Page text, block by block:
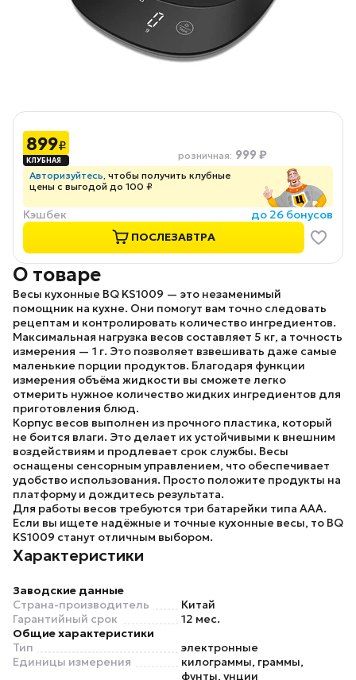
899₽
розничная: 999 ₽
Авторизуйтесь, чтобы получить клубные
цены с выгодой до 100 ₽
Кэшбек
до 26 бонусов
ПОСЛЕЗАВТРА
О товаре
Весы кухонные BQ KS1009 — это незаменимый
помощник на кухне. Они помогут вам точно следовать
рецептам и контролировать количество ингредиентов.
Максимальная нагрузка весов составляет 5 кг, а точность
измерения — 1 г. Это позволяет взвешивать даже самые
маленькие порции продуктов. Благодаря функции
измерения объёма жидкости вы сможете легко
отмерить нужное количество жидких ингредиентов для
приготовления блюд.
Корпус весов выполнен из прочного пластика, который
не боится влаги. Это делает их устойчивыми к внешним
воздействиям и продлевает срок службы. Весы
оснащены сенсорным управлением, что обеспечивает
удобство использования. Просто положите продукты на
платформу и дождитесь результата.
Для работы весов требуются три батарейки типа ААА.
Если вы ищете надёжные и точные кухонные весы, то BQ
KS1009 станут отличным выбором.
Характеристики
Заводские данные
Страна-производитель
Китай
Гарантийный срок
12 мес.
Общие характеристики
Тип
электронные
Единицы измерения
килограммы, граммы,
фунты, унции